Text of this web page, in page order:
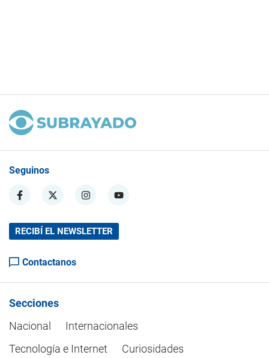
Seguinos
RECIBÍ EL NEWSLETTER
Contactanos
Secciones
Nacional
Internacionales
Tecnología e Internet
Curiosidades